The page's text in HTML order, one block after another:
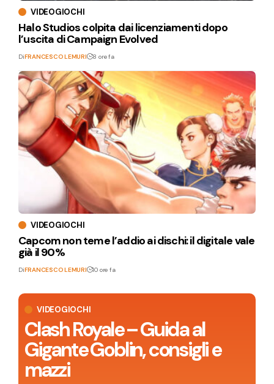
VIDEOGIOCHI
Clash Royale – Guida al
Gigante Goblin, consigli e
mazzi
VIDEOGIOCHI
Halo Studios colpita dai licenziamenti dopo
l’uscita di Campaign Evolved
DiFRANCESCO LEMURI 8 ore fa
VIDEOGIOCHI
Capcom non teme l’addio ai dischi: il digitale vale
già il 90%
DiFRANCESCO LEMURI 10 ore fa